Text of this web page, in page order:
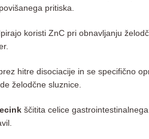
pritiska.
koristi ZnC pri obnavljanju
hitre disociacije in se specifično
želodčne sluznice.
ščitita celice